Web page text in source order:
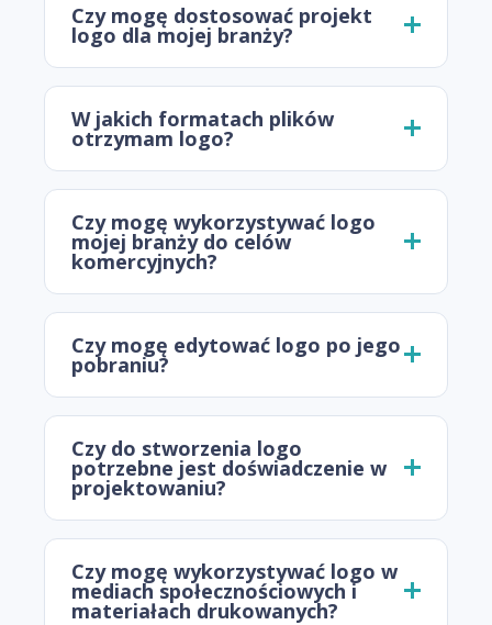
Czy mogę dostosować projekt
logo dla mojej branży?
W jakich formatach plików
otrzymam logo?
Czy mogę wykorzystywać logo
mojej branży do celów
komercyjnych?
Czy mogę edytować logo po jego
pobraniu?
Czy do stworzenia logo
potrzebne jest doświadczenie w
projektowaniu?
Czy mogę wykorzystywać logo w
mediach społecznościowych i
materiałach drukowanych?